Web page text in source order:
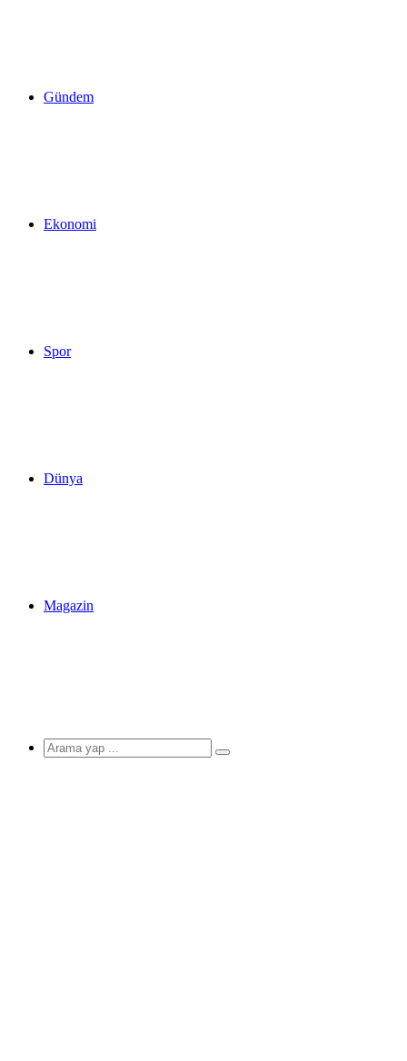
Gündem
Ekonomi
Spor
Dünya
Magazin
Arama